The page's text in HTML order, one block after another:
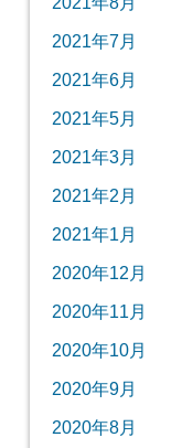
2021年7月
2021年6月
2021年5月
2021年3月
2021年2月
2021年1月
2020年12月
2020年11月
2020年10月
2020年9月
2020年8月